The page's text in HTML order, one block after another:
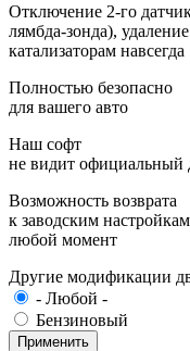
Отключение 2-го
лямбда-зонда),
катализаторам навсегда
Полностью безопасно
для вашего авто
Наш софт
не видит официальный
Возможность возврата
к заводским
любой момент
Другие модификации
- Любой -
Бензиновый